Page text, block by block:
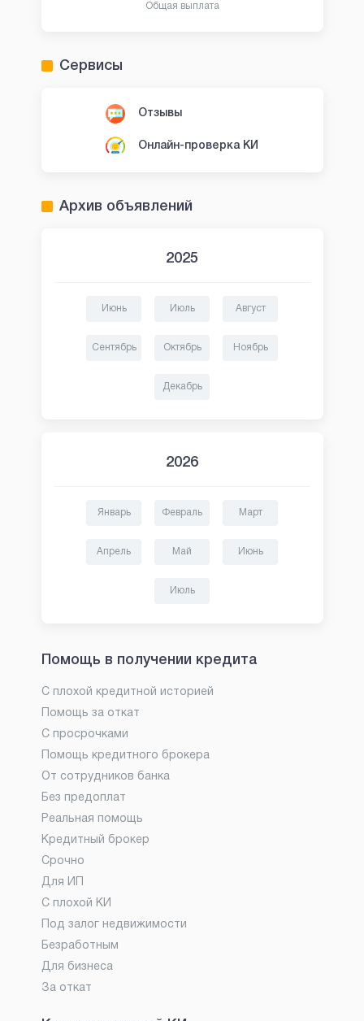
Общая выплата
Сервисы
Отзывы
Онлайн-проверка КИ
Архив объявлений
2025
Июнь Июль Август
Сентябрь Октябрь Ноябрь
Декабрь
2026
Январь Февраль Март
Апрель Май Июнь
Июль
Помощь в получении кредита
С плохой кредитной историей
Помощь за откат
С просрочками
Помощь кредитного брокера
От сотрудников банка
Без предоплат
Реальная помощь
Кредитный брокер
Срочно
Для ИП
С плохой КИ
Под залог недвижимости
Безработным
Для бизнеса
За откат